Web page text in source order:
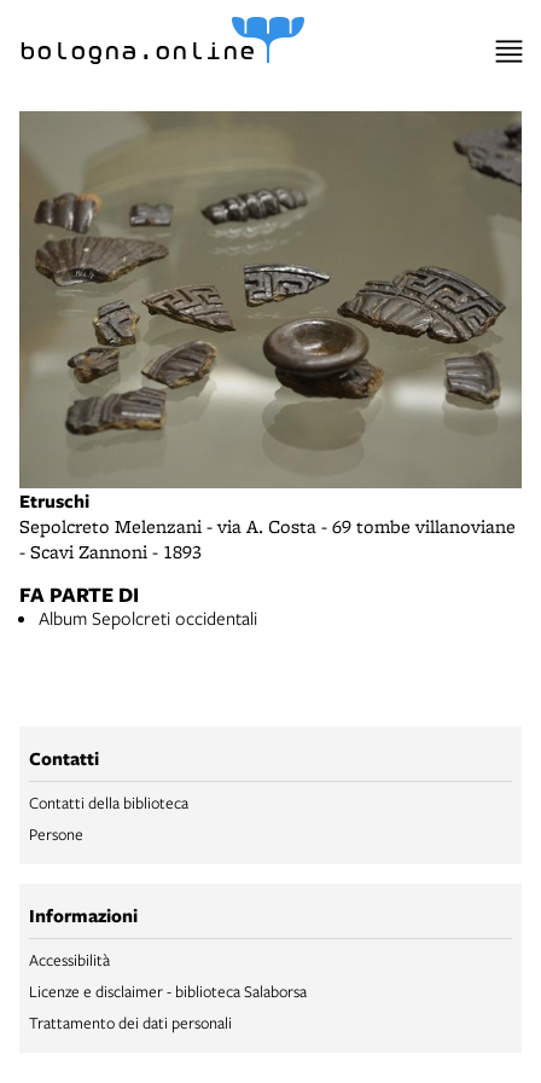
bologna.online
Etruschi
Sepolcreto Melenzani - via A. Costa - 69 tombe villanoviane
- Scavi Zannoni - 1893
FA PARTE DI
Album Sepolcreti occidentali
Contatti
Contatti della biblioteca
Persone
Informazioni
Accessibilità
Licenze e disclaimer - biblioteca Salaborsa
Trattamento dei dati personali